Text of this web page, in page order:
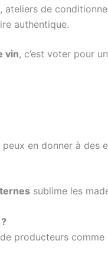
ateliers de
authentique.
vin, c’est voter pour
peux en donner à
sublime les
producteurs